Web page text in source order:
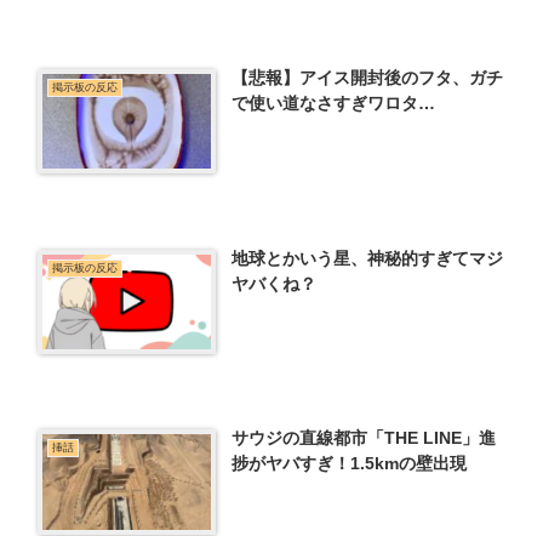
掲示板の反応
【悲報】アイス開封後のフタ、ガチ
で使い道なさすぎワロタ…
掲示板の反応
地球とかいう星、神秘的すぎてマジ
ヤバくね？
挿話
サウジの直線都市「THE LINE」進
捗がヤバすぎ！1.5kmの壁出現